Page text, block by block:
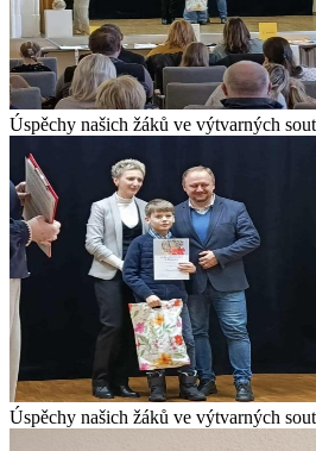
Úspěchy našich žáků ve výtvarných
Úspěchy našich žáků ve výtvarných